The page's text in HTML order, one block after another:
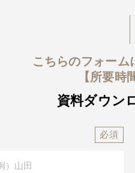
こちらのフォーム
【所要時
資料ダウン